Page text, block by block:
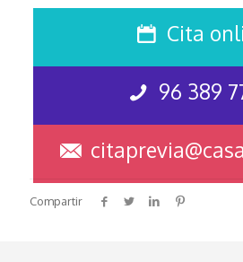
Cita
96 389
Compartir